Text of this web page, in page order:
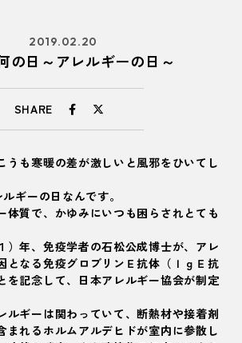
2019.02.20
の日～アレルギーの日～
SHARE
うも寒暖の差が激しいと風邪をひいてし
ギーの日なんです。
体質で、かゆみにいつも困らされとても
）年、免疫学者の石松公成博士が、アレ
となる免疫グロブリンＥ抗体（ＩｇＥ抗
を記念して、日本アレルギー協会が制定
ルギーは関わっていて、断熱材や接着剤
まれるホルムアルデヒドが室内に参散し